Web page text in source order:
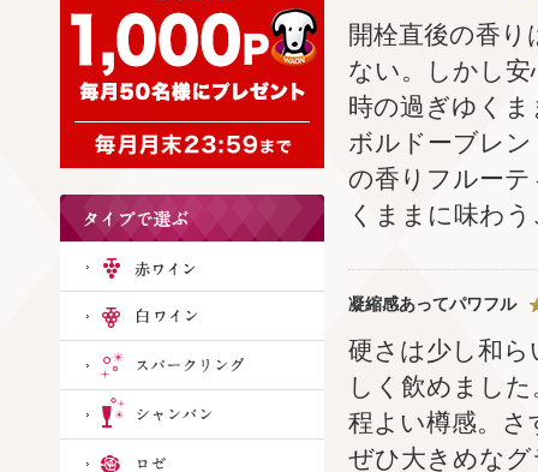
開栓直後の香
ない。しかし
時の過ぎゆく
ボルドーブレ
の香りフルー
くままに味わ
凝縮感あってパワフル
硬さは少し和
しく飲めまし
程よい樽感。
ぜひ大きめな